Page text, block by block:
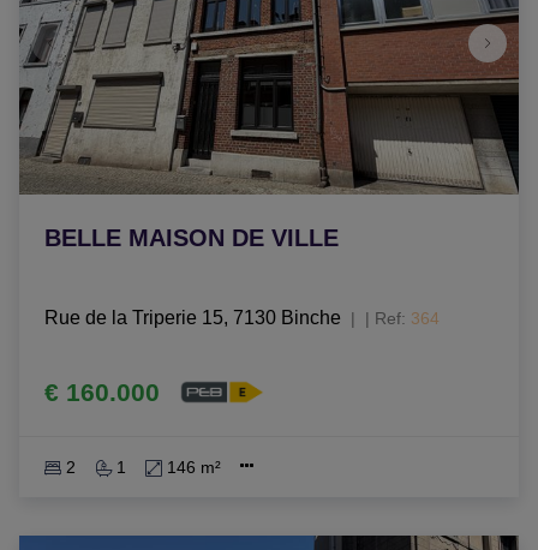
BELLE MAISON DE VILLE
Rue de la Triperie 15, 7130 Binche | Ref: 364
€ 160.000
2 1 146 m²